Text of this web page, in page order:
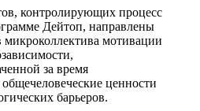
контролирующих процесс
Дейтоп, направлены
микроколлектива мотивации
за время
ценности
барьеров.